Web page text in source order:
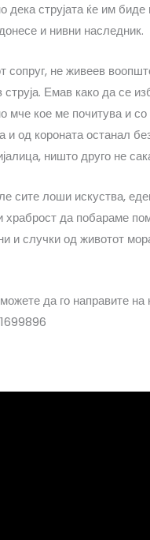
дека струјата ќе им
и нивни наследник.
сопруг, не живеев
Емав како да се
мче кое ме почитува и
и од короната останал
ништо друго не
сите лоши искуства,
да побараме
и случки од животот
да го направите на